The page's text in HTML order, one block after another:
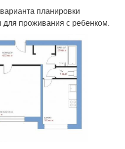
планировки
для проживания с ребенком.